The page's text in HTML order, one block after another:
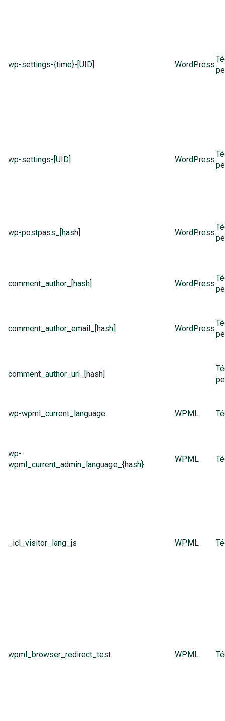
wp-settings-{time}-[UID] WordPress
wp-settings-[UID] WordPress
wp-postpass_[hash] WordPress
comment_author_[hash] WordPress
comment_author_email_[hash] WordPress
comment_author_url_[hash]
wp-wpml_current_language WPML
wp-
wpml_current_admin_language_{hash}
WPML
_icl_visitor_lang_js WPML
wpml_browser_redirect_test WPML